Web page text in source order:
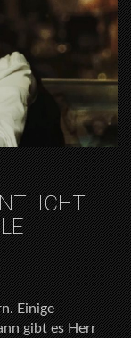
Einige
gibt es Herr